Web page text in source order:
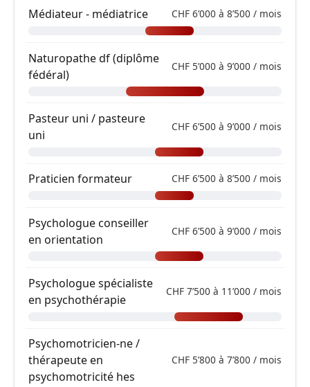
Médiateur - médiatrice CHF 6’000 à 8’500 / mois
Naturopathe df (diplôme
fédéral)
CHF 5’000 à 9’000 / mois
Pasteur uni / pasteure
uni
CHF 6’500 à 9’000 / mois
Praticien formateur CHF 6’500 à 8’500 / mois
Psychologue conseiller
en orientation
CHF 6’500 à 9’000 / mois
Psychologue spécialiste
en psychothérapie
CHF 7’500 à 11’000 / mois
Psychomotricien-ne /
thérapeute en
psychomotricité hes
CHF 5’800 à 7’800 / mois